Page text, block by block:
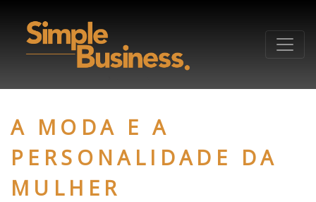
A MODA E A
PERSONALIDADE DA
MULHER